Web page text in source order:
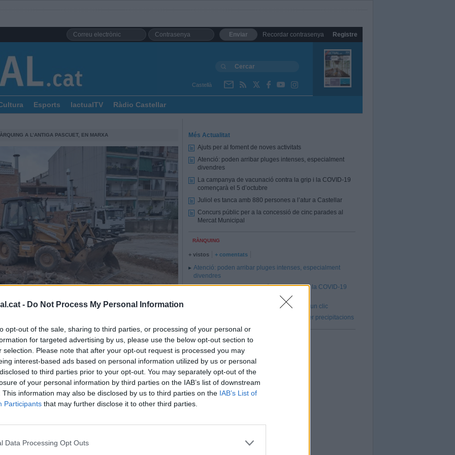
- Do Not Process My Personal Information
opt-out of the sale, sharing to third parties, or processing of your personal or
for targeted advertising by us, please use the below opt-out section to
selection. Please note that after your opt-out request is processed you may
interest-based ads based on personal information utilized by us or personal
to third parties prior to your opt-out. You may separately opt-out of the
of your personal information by third parties on the IAB’s list of downstream
This information may also be disclosed by us to third parties on the IAB’s List of
Participants that may further disclose it to other third parties.
Data Processing Opt Outs
Recordar contrasenya Registre
Enviar
Castellà
Esports lactualTV Ràdio Castellar
A L’ANTIGA PASCUET, EN MARXA
entre els carrers de les Llagostes i Josep Girbau i Homet. ||
l’antiga Pascuet, en marxa
places lliures i gratuïtes
Més Actualitat
Ajuts per al foment de noves activitats
Atenció: poden arribar pluges intenses, especialment
divendres
La campanya de vacunació contra la grip i la COVID-19
començarà el 5 d’octubre
Juliol es tanca amb 880 persones a l’atur a Castellar
Concurs públic per a la concessió de cinc parades al
Mercat Municipal
RÀNQUING
+ vistos + comentats
Atenció: poden arribar pluges intenses, especialment
divendres
La campanya de vacunació contra la grip i la COVID-19
La trajectòria de tots els atletes del CAC a un clic
El pla INUNCAT s'activa en fase d'alerta per precipitacions